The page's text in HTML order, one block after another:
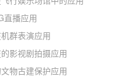
直播应用
群表演应用
影视剧拍摄应用
物古建保护应用